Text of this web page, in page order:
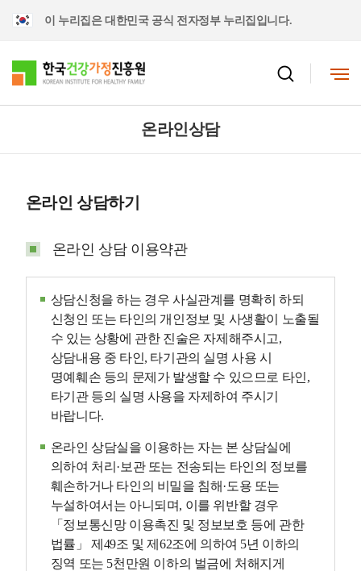
이 누리집은 대한민국 공식 전자정부 누리집입니다.
온라인상담
온라인 상담하기
온라인 상담 이용약관
상담신청을 하는 경우 사실관계를 명확히 하되
신청인 또는 타인의 개인정보 및 사생활이 노출될
수 있는 상황에 관한 진술은 자제해주시고,
상담내용 중 타인, 타기관의 실명 사용 시
명예훼손 등의 문제가 발생할 수 있으므로 타인,
타기관 등의 실명 사용을 자제하여 주시기
바랍니다.
온라인 상담실을 이용하는 자는 본 상담실에
의하여 처리·보관 또는 전송되는 타인의 정보를
훼손하거나 타인의 비밀을 침해·도용 또는
누설하여서는 아니되며, 이를 위반할 경우
「정보통신망 이용촉진 및 정보보호 등에 관한
법률」 제49조 및 제62조에 의하여 5년 이하의
징역 또는 5천만원 이하의 벌금에 처해지게